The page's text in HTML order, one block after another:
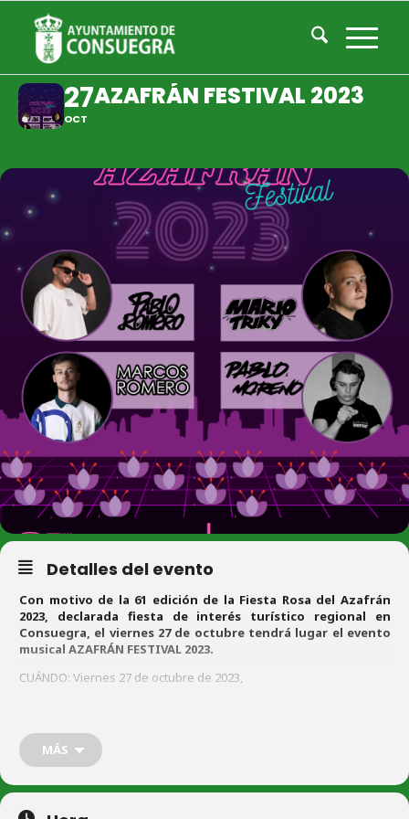
AZAFRÁN FESTIVAL 2023
27
OCT
AZAFRÁN FESTIVAL 2023
Detalles del evento
Con motivo de la 61 edición de la Fiesta Rosa del Azafrán
2023, declarada fiesta de interés turístico regional en
Consuegra, el viernes 27 de octubre tendrá lugar el evento
musical AZAFRÁN FESTIVAL 2023.
CUÁNDO: Viernes 27 de octubre de 2023,
Horario: 23:59 a 6:00
Artistas:
Pablo Romero
MÁS